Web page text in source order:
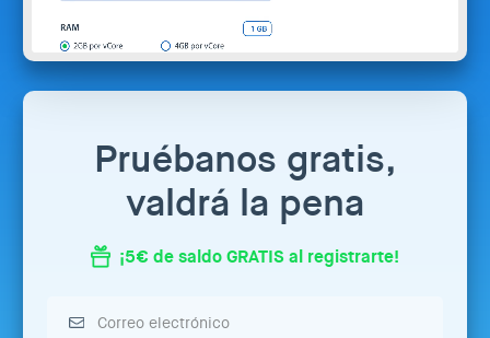
Pruébanos gratis,
valdrá la pena
¡5€ de saldo GRATIS al registrarte!